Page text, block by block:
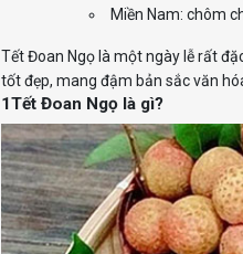
Miền Nam: chôm
Tết Đoan Ngọ là một ngày lễ rất
tốt đẹp, mang đậm bản sắc văn
1Tết Đoan Ngọ là gì?